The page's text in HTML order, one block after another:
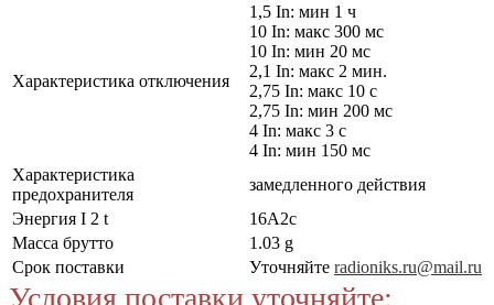
Характеристика отключения
1,5 In: мин 1 ч
10 In: макс 300 мс
10 In: мин 20 мс
2,1 In: макс 2 мин.
2,75 In: макс 10 с
2,75 In: мин 200 мс
4 In: макс 3 с
4 In: мин 150 мс
Характеристика
предохранителя
замедленного действия
Энергия I 2 t
16А2с
Масса брутто
1.03 g
Срок поставки
Уточняйте radioniks.ru@mail.ru
Условия поставки уточняйте: